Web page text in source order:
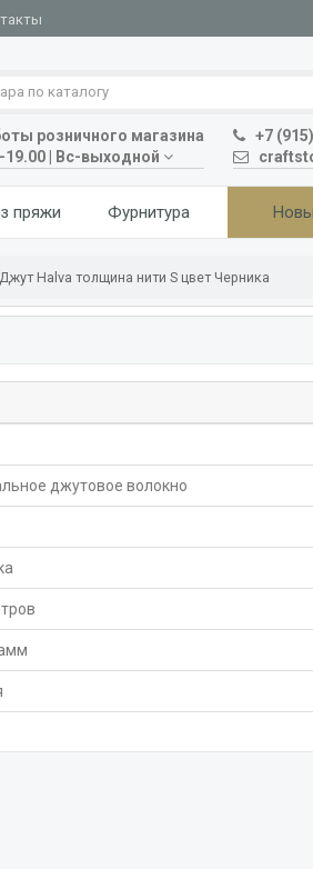
розничного магазина
19.00 | Вс-выходной
+7
пряжи Фурнитура
Джут Halva толщина нити S цвет Черника
джутовое волокно